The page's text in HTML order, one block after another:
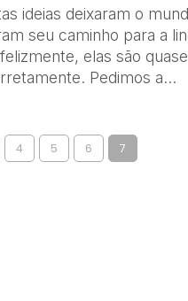
ideias deixaram o
seu caminho para a
elas são
Pedimos a...
4 5 6 7